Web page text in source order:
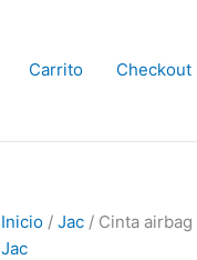
Carrito Checkout
Inicio / Jac / Cinta
Jac
originalactual